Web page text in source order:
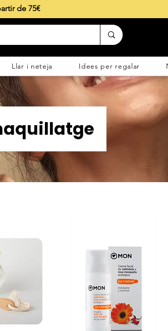
de 75€
Llar i neteja Idees per regalar